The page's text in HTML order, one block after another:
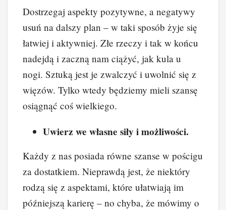
Dostrzegaj aspekty pozytywne, a negatywy
usuń na dalszy plan – w taki sposób żyje się
łatwiej i aktywniej. Złe rzeczy i tak w końcu
nadejdą i zaczną nam ciążyć, jak kula u
nogi. Sztuką jest je zwalczyć i uwolnić się z
więzów. Tylko wtedy będziemy mieli szansę
osiągnąć coś wielkiego.
Uwierz we własne siły i możliwości.
Każdy z nas posiada równe szanse w pościgu
za dostatkiem. Nieprawdą jest, że niektóry
rodzą się z aspektami, które ułatwiają im
późniejszą karierę – no chyba, że mówimy o